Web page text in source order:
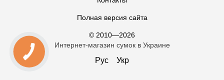
Полная версия сайта
© 2010—2026
Интернет-магазин сумок в Украине
Рус Укр